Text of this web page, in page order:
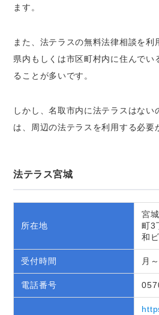
ます。
また、法テラスの無料法律相談を利
県内もしくは市区町村内に住んでい
ることが多いです。
しかし、名取市内に法テラスはない
は、周辺の法テラスを利用する必要
法テラス宮城
所在地
宮
町3
和
受付時間 月
電話番号